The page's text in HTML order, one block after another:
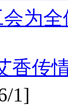
为
香传
1]